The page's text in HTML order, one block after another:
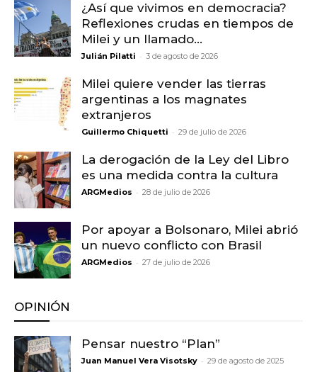
¿Así que vivimos en democracia?
Reflexiones crudas en tiempos de
Milei y un llamado...
Julián Pilatti - 3 de agosto de 2026
Milei quiere vender las tierras
argentinas a los magnates
extranjeros
Guillermo Chiquetti - 29 de julio de 2026
La derogación de la Ley del Libro
es una medida contra la cultura
ARGMedios - 28 de julio de 2026
Por apoyar a Bolsonaro, Milei abrió
un nuevo conflicto con Brasil
ARGMedios - 27 de julio de 2026
OPINIÓN
Pensar nuestro “Plan”
Juan Manuel Vera Visotsky - 29 de agosto de 2025